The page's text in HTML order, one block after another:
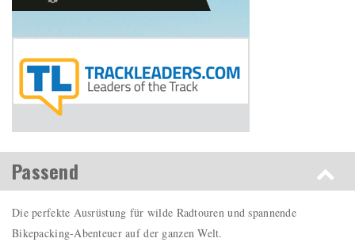
Passend
Die perfekte Ausrüstung für wilde Radtouren und spannende
Bikepacking-Abenteuer auf der ganzen Welt.